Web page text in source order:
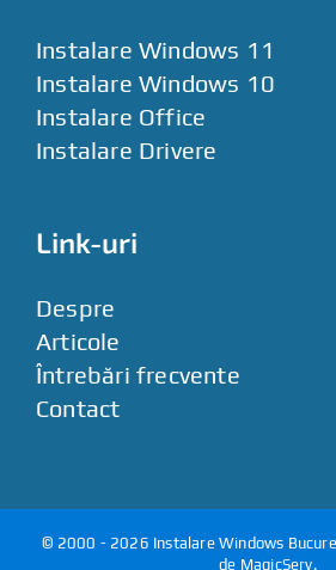
Instalare Windows 11
Instalare Windows 10
Instalare Office
Instalare Drivere
Link-uri
Despre
Articole
Întrebări frecvente
Contact
© 2000 - 2026 Instalare Windows
de MagicServ.